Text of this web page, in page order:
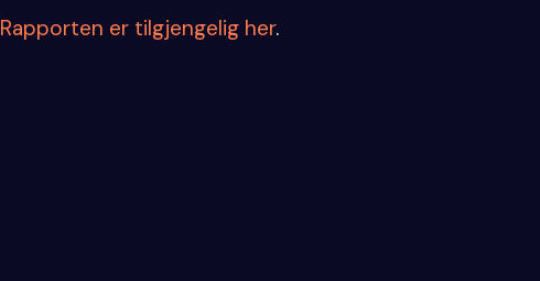
Rapporten er tilgjengelig her.